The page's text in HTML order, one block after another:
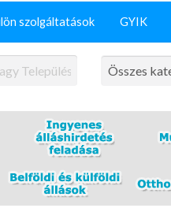
szolgáltatások GYIK